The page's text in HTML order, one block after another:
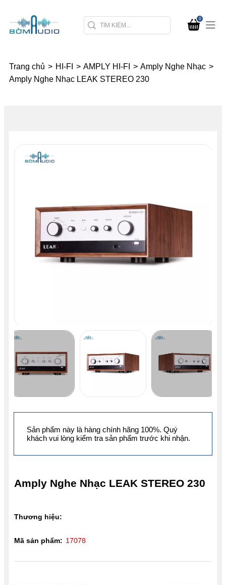
0
Trang chủ > HI-FI > AMPLY HI-FI > Amply Nghe Nhạc >
Amply Nghe Nhạc LEAK STEREO 230
Amply Nghe Nhạc LEAK STEREO 230
Thương hiệu:
Mã sản phẩm: 17078
Sản phẩm này là hàng chính hãng 100%. Quý
khách vui lòng kiểm tra sản phẩm trước khi nhận.